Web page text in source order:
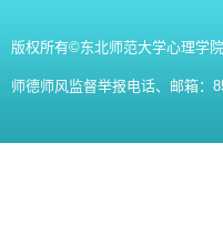
版权所有©东北师范大学心理
师德师风监督举报电话、邮箱：